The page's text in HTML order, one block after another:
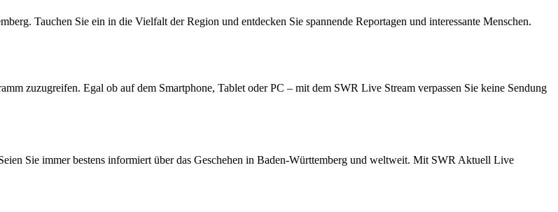
Tauchen Sie ein in die Vielfalt der Region und entdecken Sie spannende Reportagen und interessante Menschen.
zuzugreifen. Egal ob auf dem Smartphone, Tablet oder PC – mit dem SWR Live Stream verpassen Sie keine Sendung
Sie immer bestens informiert über das Geschehen in Baden-Württemberg und weltweit. Mit SWR Aktuell Live